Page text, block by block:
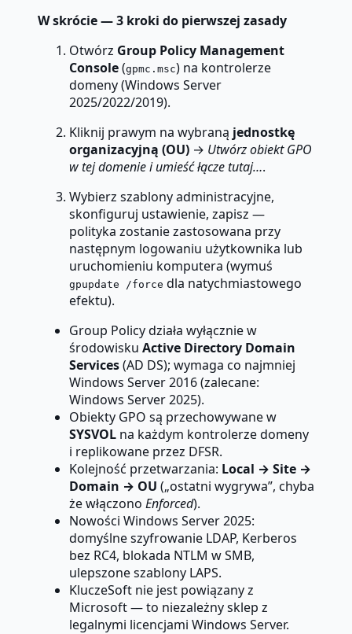
W skrócie — 3 kroki do pierwszej zasady
Otwórz Group Policy Management
Console(gpmc.msc) na kontrolerze
domeny (Windows Server
2025/2022/2019).
Kliknij prawym na wybraną jednostkę
organizacyjną (OU) → Utwórz obiekt GPO
w tej domenie i umieść łącze tutaj….
Wybierz szablony administracyjne,
skonfiguruj ustawienie, zapisz —
polityka zostanie zastosowana przy
następnym logowaniu użytkownika lub
uruchomieniu komputera (wymuś
gpupdate /force dla natychmiastowego
efektu).
Group Policy działa wyłącznie w
środowisku Active Directory Domain
Services(AD DS); wymaga co najmniej
Windows Server 2016 (zalecane:
Windows Server 2025).
Obiekty GPO są przechowywane w
SYSVOL na każdym kontrolerze domeny
i replikowane przez DFSR.
Kolejność przetwarzania: Local → Site →
Domain → OU („ostatni wygrywa”, chyba
że włączono Enforced).
Nowości Windows Server 2025:
domyślne szyfrowanie LDAP, Kerberos
bez RC4, blokada NTLM w SMB,
ulepszone szablony LAPS.
KluczeSoft nie jest powiązany z
Microsoft — to niezależny sklep z
legalnymi licencjami Windows Server.